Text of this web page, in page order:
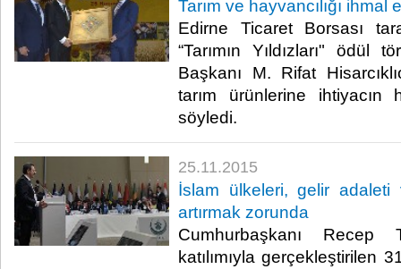
Tarım ve hayvancılığı ihmal
Edirne Ticaret Borsası
“Tarımın Yıldızları" ödül
Başkanı M. Rifat
tarım ürünlerine ihtiyacın
söyledi.​
25.11.2015
İslam ülkeleri, gelir
artırmak zorunda
Cumhurbaşkanı Recep
katılımıyla gerçekleştirilen